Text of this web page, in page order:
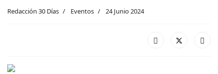
Redacción 30 Días Eventos 24 Junio 2024